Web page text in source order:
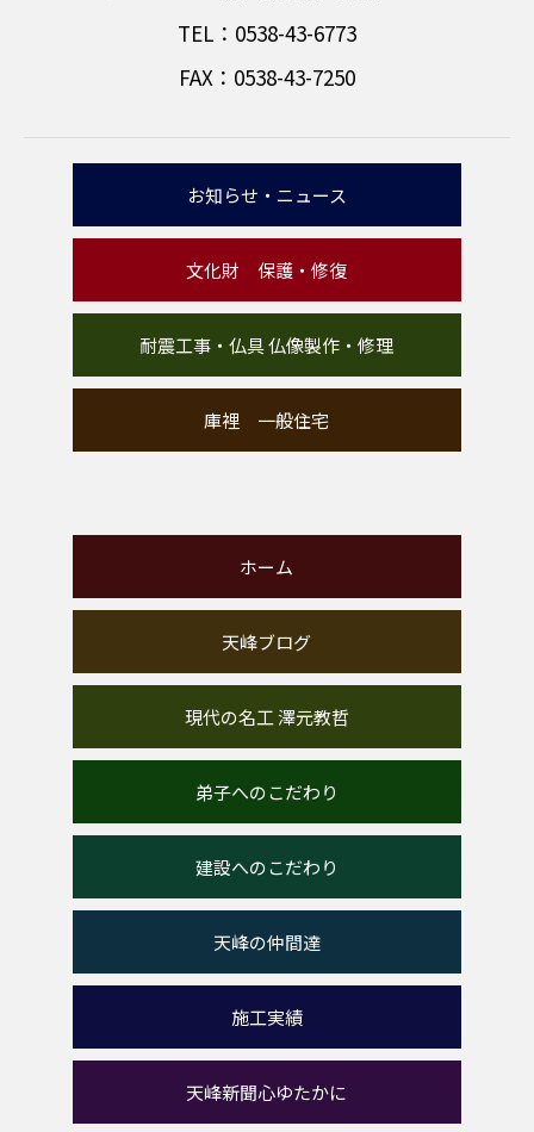
TEL：0538-43-6773
FAX：0538-43-7250
お知らせ・ニュース
文化財 保護・修復
耐震工事・仏具 仏像製作・修理
庫裡 一般住宅
ホーム
天峰ブログ
現代の名工 澤元教哲
弟子へのこだわり
建設へのこだわり
天峰の仲間達
施工実績
天峰新聞心ゆたかに